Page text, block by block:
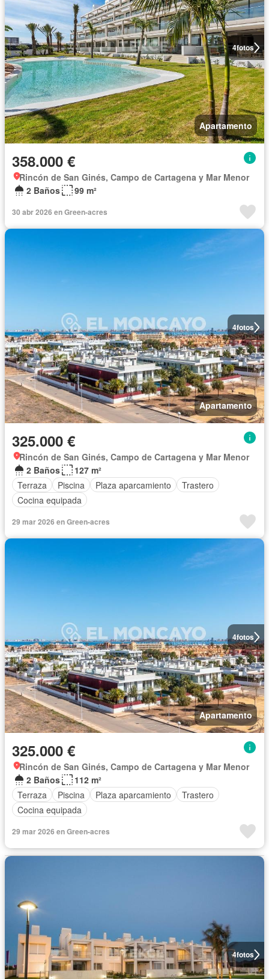
4fotos
Apartamento
358.000 €
Rincón de San Ginés, Campo de Cartagena y Mar Menor
2 Baños
99 m²
30 abr 2026 en Green-acres
4fotos
Apartamento
325.000 €
Rincón de San Ginés, Campo de Cartagena y Mar Menor
2 Baños
127 m²
Terraza
Piscina Plaza aparcamiento
Trastero
Cocina equipada
29 mar 2026 en Green-acres
4fotos
Apartamento
325.000 €
Rincón de San Ginés, Campo de Cartagena y Mar Menor
2 Baños
112 m²
Terraza
Piscina Plaza aparcamiento
Trastero
Cocina equipada
29 mar 2026 en Green-acres
4fotos